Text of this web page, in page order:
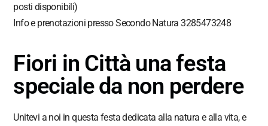
posti disponibili)
Info e prenotazioni presso Secondo Natura 3285473248
Fiori in Città una festa
speciale da non perdere
Unitevi a noi in questa festa dedicata alla natura e alla vita, e